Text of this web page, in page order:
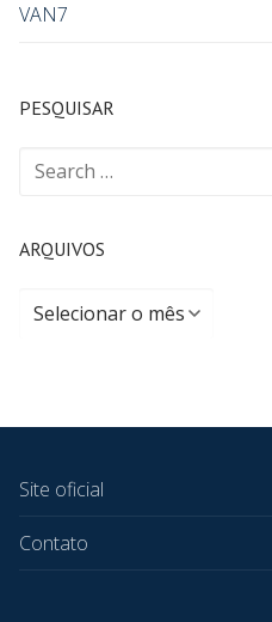
VAN7
PESQUISAR
ARQUIVOS
Site oficial
Contato